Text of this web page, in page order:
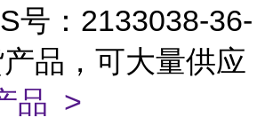
号：2133038-36-
品，可大量供应
品 >